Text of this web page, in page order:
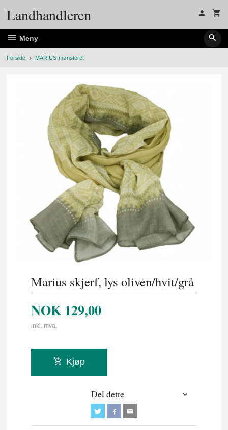
Landhandleren
Meny
Forside MARIUS-mønsteret
Marius skjerf, lys oliven/hvit/grå
NOK 129,00
inkl. mva.
Kjøp
Del dette